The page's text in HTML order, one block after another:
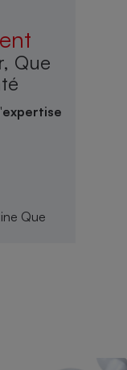
Que
expertise